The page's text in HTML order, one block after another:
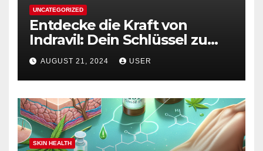
UNCATEGORIZED
Entdecke die Kraft von
Indravil: Dein Schlüssel zu
nachhaltigem
Gewichtsverlust
AUGUST 21, 2024 USER
SKIN HEALTH